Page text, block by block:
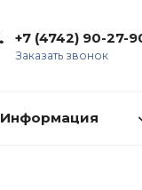
+7 (4742) 90-27-
Заказать звонок
Информация